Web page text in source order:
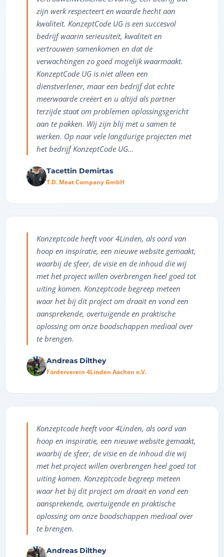
zijn werk respecteert en waarde hecht aan
kwaliteit. KonzeptCode UG is een succesvol
bedrijf waarin serieusiteit, kwaliteit en
vertrouwen samenkomen en dat de
verwachtingen zo goed mogelijk waarmaakt.
KonzeptCode UG is niet alleen een
dienstverlener, maar een bedrijf dat echte
meerwaarde creëert en u altijd als partner
terzijde staat om problemen oplossingsgericht
aan te pakken. Wij zijn blij met u samen te
werken. Op naar vele langdurige projecten met
het bedrijf KonzeptCode UG…
Tacettin Demirtas
T.D. Meat Company GmbH
Konzeptcode heeft voor 4Linden, als oord van
hoop en inspiratie, een nieuwe website gemaakt,
waarbij de sfeer, de visie en de inhoud die wij
met het project willen overbrengen heel goed tot
uiting komen. Konzeptcode begreep meteen
waar het bij dit project om draait en vond een
aansprekende, overtuigende en praktische
oplossing om onze boodschappen mediaal over
te brengen.
Andreas Dilthey
Förderverein 4Linden Aachen e.V.
Konzeptcode heeft voor 4Linden, als oord van
hoop en inspiratie, een nieuwe website gemaakt,
waarbij de sfeer, de visie en de inhoud die wij
met het project willen overbrengen heel goed tot
uiting komen. Konzeptcode begreep meteen
waar het bij dit project om draait en vond een
aansprekende, overtuigende en praktische
oplossing om onze boodschappen mediaal over
te brengen.
Andreas Dilthey